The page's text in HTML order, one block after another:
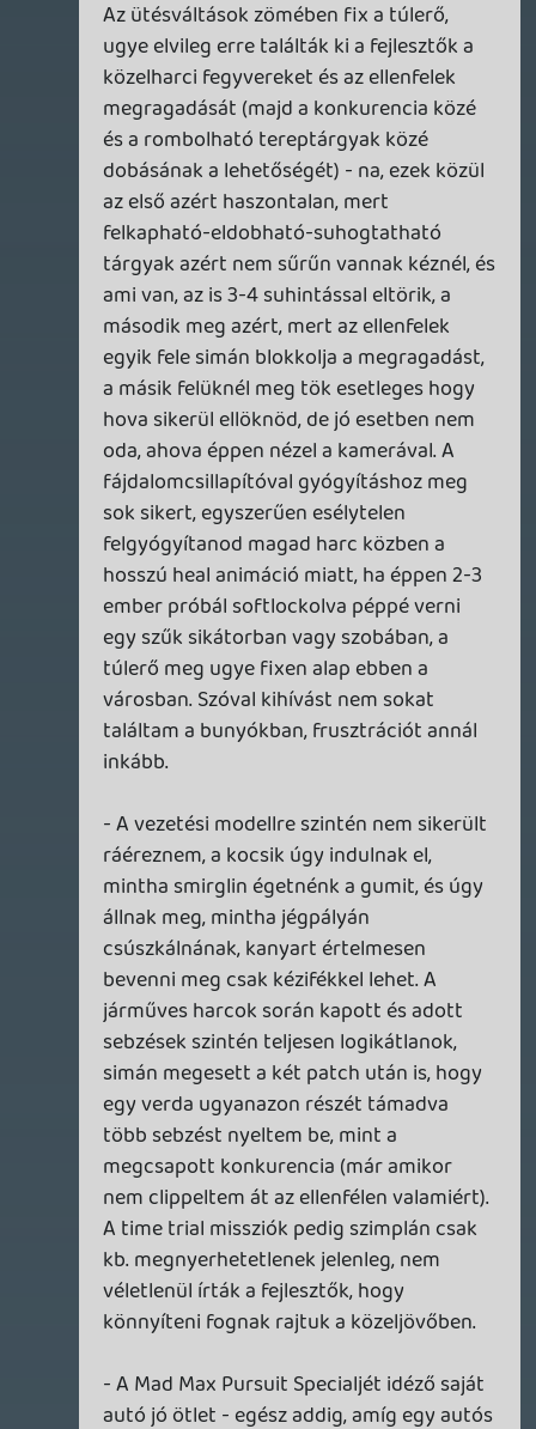
ETX 2026.04.16 19:07:13
Necroman Mk2 2026.04.17 10:33:45 #20ynj
Ránézésre olyan, mintha egy 7.
konzolgenerációs játék jelent volna meg
most, 2026-ban. A lőfegyverek hiánya
azért gáznak hat a választott
környezetben.
ETX 2026.04.16 19:07:13 #20yls
...Ilyenkor felmerül a kérdés, hogy miért
nem 25 ajrós early access-ként jelent
meg? Ha tényleg látja benne a nép a
potenciált, pénz is folyt volna be, meg
normálisabban tudtak volna vele még
foglalkozni, és ha elér egy sokkal jobb
szintet/állapotot, árulták volna többért....
amúgy meg név kötelez alapon min. azt
gondoltam volna, GZA azonos című
albuma fog szólni többek között a kocsi
rádiójából.... menne is a miliőhöz. na, ez van,
talán később, ha kalapálnak eleget rajta.
lapaca 2026.04.16 17:52:22 #20ylm
Sírni tudnék, mikor egy játékról kiderül,
ambíciók, elképzelések megvoltak hozzá,
de azok a fránya anyagiak gátat szabtak
Doberman 2026.04.16 16:35:12 #20ylc
Köszönet a cikkért. Hajlamos vagyok
többet látni benne, mint ami. Hátha sikerül
nekik kikalapálni idővel.
KILN - A DOUBLE FINE NEM KÖCSÖGÖL! TESZT
DOOM: THE DARK AGES - REVELATIONS DLC
11
THQ NORDIC ÚJDONSÁGOK – EZ TÖRTÉNT PÉNTEKEN
THQ Nordic Digital Showcase összefoglaló.
7